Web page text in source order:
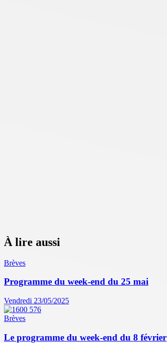
À lire aussi
Brèves
Programme du week-end du 25 mai
Vendredi 23/05/2025
Brèves
Le programme du week-end du 8 février